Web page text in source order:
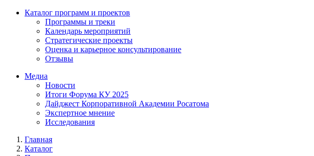
Каталог программ и проектов
Программы и треки
Календарь мероприятий
Стратегические проекты
Оценка и карьерное консультирование
Отзывы
Медиа
Новости
Итоги Форума КУ 2025
Дайджест Корпоративной Академии Росатома
Экспертное мнение
Исследования
Главная
Каталог